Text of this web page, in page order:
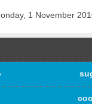
1 November